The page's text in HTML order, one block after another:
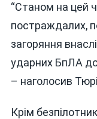
“Станом на цей
постраждалих,
загоряння
ударних БпЛА
– наголосив
Крім